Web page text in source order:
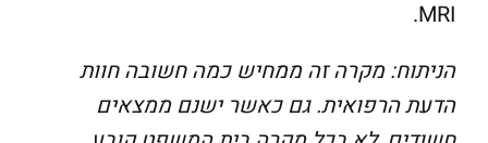
MRI.
הניתוח: מקרה זה ממחיש כמה חשובה חוות
הדעת הרפואית. גם כאשר ישנם ממצאים